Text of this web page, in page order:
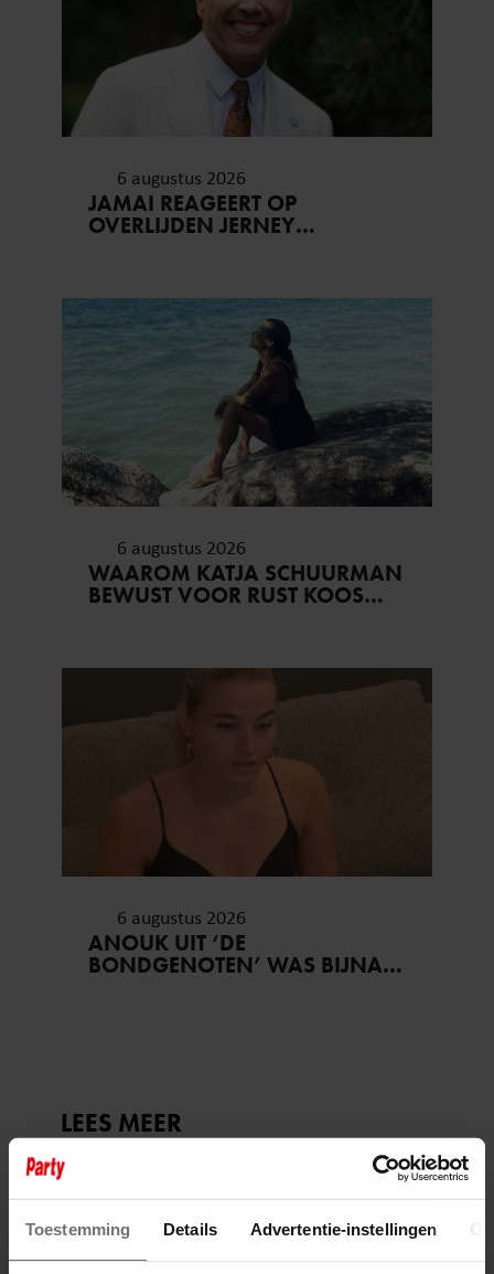
Toestemming Details Advertentie-instellingen
6 augustus 2026
JAMAI REAGEERT OP
OVERLIJDEN JERNEY
VERGETEN’
6 augustus 2026
WAAROM KATJA SCHUURMAN
BEWUST VOOR RUST KOOS…
6 augustus 2026
ANOUK UIT ‘DE
BONDGENOTEN’ WAS BIJNA